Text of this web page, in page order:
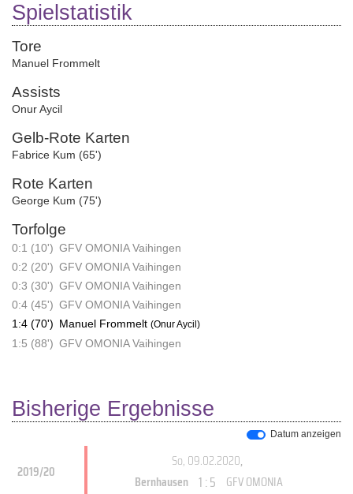
Spielstatistik
Tore
Manuel Frommelt
Assists
Onur Aycil
Gelb-Rote Karten
Fabrice Kum (65')
Rote Karten
George Kum (75')
Torfolge
0:1 (10') GFV OMONIA Vaihingen
0:2 (20') GFV OMONIA Vaihingen
0:3 (30') GFV OMONIA Vaihingen
0:4 (45') GFV OMONIA Vaihingen
1:4 (70') Manuel Frommelt (Onur Aycil)
1:5 (88') GFV OMONIA Vaihingen
Bisherige Ergebnisse
Datum anzeigen
2019/20
So, 09.02.2020,
Bernhausen 1 : 5 GFV OMONIA